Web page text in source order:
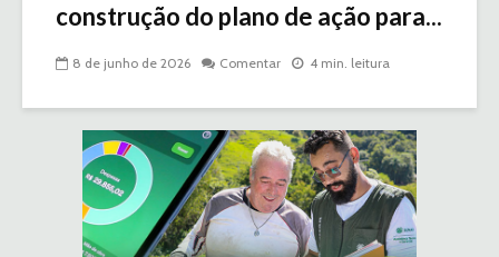
construção do plano de ação para...
8 de junho de 2026 Comentar 4 min. leitura